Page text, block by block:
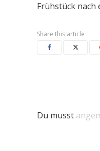
Frühstück nach
Share this article
Du musst